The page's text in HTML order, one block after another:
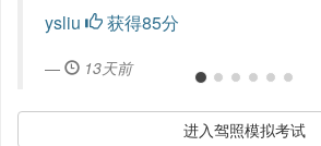
ysliu 获得85分
13天前
进入驾照模拟考试